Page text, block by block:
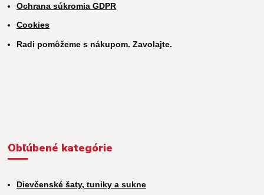
Ochrana súkromia GDPR
Cookies
Radi pomôžeme s nákupom. Zavolajte.
Obľúbené kategórie
Dievčenské šaty, tuniky a sukne